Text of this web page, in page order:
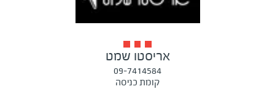
אריסטו שמט
09-7414584
קומת כניסה